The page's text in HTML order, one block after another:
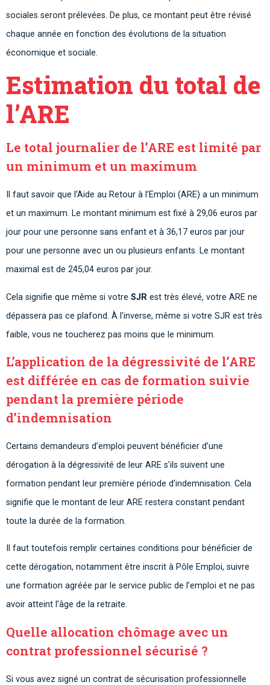
sociales seront prélevées. De plus, ce montant peut être révisé
chaque année en fonction des évolutions de la situation
économique et sociale.
Estimation du total de
l’ARE
Le total journalier de l’ARE est limité par
un minimum et un maximum
Il faut savoir que l’Aide au Retour à l’Emploi (ARE) a un minimum
et un maximum. Le montant minimum est fixé à 29,06 euros par
jour pour une personne sans enfant et à 36,17 euros par jour
pour une personne avec un ou plusieurs enfants. Le montant
maximal est de 245,04 euros par jour.
Cela signifie que même si votre SJR est très élevé, votre ARE ne
dépassera pas ce plafond. À l’inverse, même si votre SJR est très
faible, vous ne toucherez pas moins que le minimum.
L’application de la dégressivité de l’ARE
est différée en cas de formation suivie
pendant la première période
d’indemnisation
Certains demandeurs d’emploi peuvent bénéficier d’une
dérogation à la dégressivité de leur ARE s’ils suivent une
formation pendant leur première période d’indemnisation. Cela
signifie que le montant de leur ARE restera constant pendant
toute la durée de la formation.
Il faut toutefois remplir certaines conditions pour bénéficier de
cette dérogation, notamment être inscrit à Pôle Emploi, suivre
une formation agréée par le service public de l’emploi et ne pas
avoir atteint l’âge de la retraite.
Quelle allocation chômage avec un
contrat professionnel sécurisé ?
Si vous avez signé un contrat de sécurisation professionnelle